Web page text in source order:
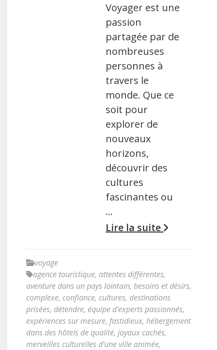
Voyager est une
passion
partagée par de
nombreuses
personnes à
travers le
monde. Que ce
soit pour
explorer de
nouveaux
horizons,
découvrir des
cultures
fascinantes ou
…
Lire la suite
voyage
agence touristique, attentes différentes,
aventure dans un pays lointain, besoins et désirs,
complexe, confiance, cultures, destinations
prisées, détendre, équipe d'experts passionnés,
expériences sur mesure, fastidieux, hébergement
dans des hôtels de qualité, joyaux cachés,
merveilles culturelles d'une ville animée,